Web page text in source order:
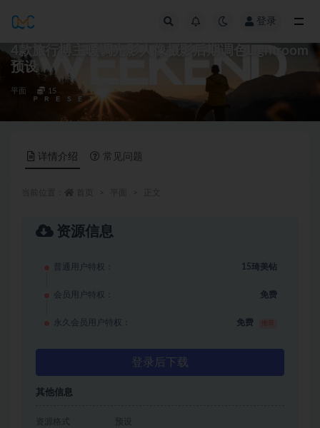
登录
4款旅行博主暖调光影人像摄影后期调色Lightroom
预设
平面 15
详情介绍 常见问题
资源信息
普通用户特权： 15琦美钻
会员用户特权： 免费
永久会员用户特权： 免费
登录后下载
其他信息
资源格式 预设